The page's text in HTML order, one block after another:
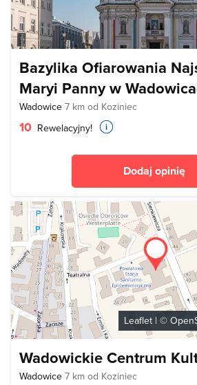
Bazylika Ofiarowania
Maryi Panny w
Wadowice 7 km od Koziniec
10 Rewelacyjny!
Dodaj opinię
Leaflet | ©
Wadowickie Centrum
Wadowice 7 km od Koziniec